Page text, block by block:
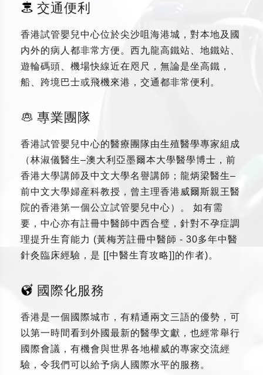
交通便利
香港試管嬰兒中心位於尖沙咀海港城，對本地及國
内外的病人都非常方便。西九龍高鐵站、地鐵站、
遊輪碼頭、機場快線近在咫尺，無論是坐高鐵，
船、跨境巴士或飛機來港，交通都非常便利。
專業團隊
香港試管嬰兒中心的醫療團隊由生殖醫學專家組成
（林淑儀醫生–澳大利亞墨爾本大學醫學博士，前
香港大學講師及中文大學名譽講師；龍炳梁醫生–
前中文大學婦産科教授，曾主理香港威爾斯親王醫
院的香港第一個公立試管嬰兒中心）。 如有需
要，中心亦有註冊中醫師中西合璧，針對不孕症調
理提升生育能力 (黃梅芳註冊中醫師 - 30多年中醫
針灸臨床經驗，是 [[中醫生育攻略]]的作者)。
國際化服務
香港是一個國際城市，有精通兩文三語的優勢，可
以第一時間看到外國最新的醫學文獻，也經常舉行
國際會議，有機會與世界各地權威的專家交流經
驗，令我們可以給予病人國際水平的服務。